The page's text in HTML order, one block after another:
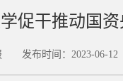
促干推动国
发布时间：2023-06-12